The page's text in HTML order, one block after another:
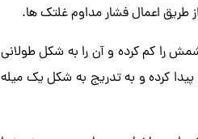
طریق اعمال فشار مداوم غلتک ها.
را کم کرده و آن را به شکل طولانی
کرده و به تدریج به شکل یک میله